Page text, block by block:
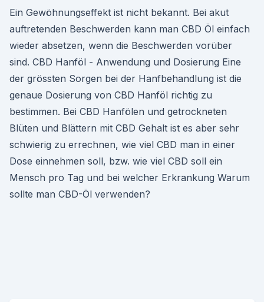
Ein Gewöhnungseffekt ist nicht bekannt. Bei akut
auftretenden Beschwerden kann man CBD Öl einfach
wieder absetzen, wenn die Beschwerden vorüber
sind. CBD Hanföl - Anwendung und Dosierung Eine
der grössten Sorgen bei der Hanfbehandlung ist die
genaue Dosierung von CBD Hanföl richtig zu
bestimmen. Bei CBD Hanfölen und getrockneten
Blüten und Blättern mit CBD Gehalt ist es aber sehr
schwierig zu errechnen, wie viel CBD man in einer
Dose einnehmen soll, bzw. wie viel CBD soll ein
Mensch pro Tag und bei welcher Erkrankung Warum
sollte man CBD-Öl verwenden?